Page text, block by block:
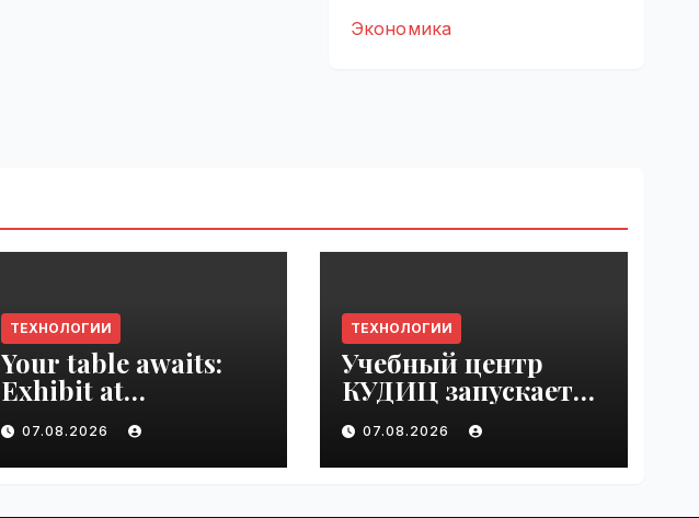
Экономика
ТЕХНОЛОГИИ
Your table awaits:
Exhibit at
TechCrunch Disrupt
2026 to be seen by
thousands |
07.08.2026
ТЕХНОЛОГИИ
Учебный центр
КУДИЦ запускает
авторизованный
курс по
администрировани
07.08.2026